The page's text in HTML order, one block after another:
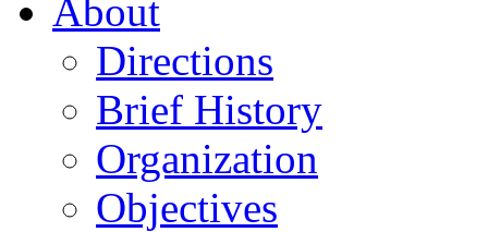
About
Directions
Brief History
Organization
Objectives